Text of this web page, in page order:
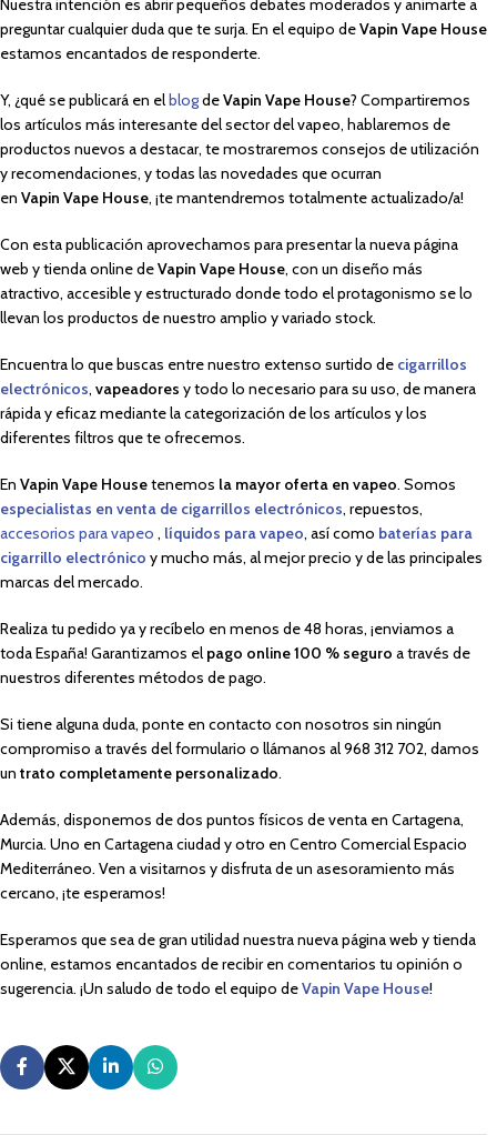
preguntar cualquier duda que te surja. En el equipo deVapin Vape House
estamos encantados de responderte.
Y, ¿qué se publicará en elblogdeVapin Vape House? Compartiremos
los artículos más interesante del sector del vapeo, hablaremos de
productos nuevos a destacar, te mostraremos consejos de utilización
y recomendaciones, y todas las novedades que ocurran
en Vapin Vape House, ¡te mantendremos totalmente actualizado/a!
Con esta publicación aprovechamos para presentar la nueva página
web y tienda online deVapin Vape House, con un diseño más
atractivo, accesible y estructurado donde todo el protagonismo se lo
llevan los productos de nuestro amplio y variado stock.
Encuentra lo que buscas entre nuestro extenso surtido de cigarrillos
electrónicos, vapeadores y todo lo necesario para su uso, de manera
rápida y eficaz mediante la categorización de los artículos y los
diferentes filtros que te ofrecemos.
En Vapin Vape Housetenemos la mayor oferta en vapeo. Somos
especialistas en venta de cigarrillos electrónicos, repuestos,
accesorios para vapeo , líquidos para vapeo, así como baterías para
cigarrillo electrónico y mucho más, al mejor precio y de las principales
marcas del mercado.
Realiza tu pedido ya y recíbelo en menos de 48 horas, ¡enviamos a
toda España! Garantizamos el pago online 100 % seguro a través de
nuestros diferentes métodos de pago.
Si tiene alguna duda, ponte en contacto con nosotros sin ningún
compromiso a través del formulario o llámanos al 968 312 702, damos
un trato completamente personalizado.
Además, disponemos de dos puntos físicos de venta en Cartagena,
Murcia. Uno en Cartagena ciudad y otro en Centro Comercial Espacio
Mediterráneo. Ven a visitarnos y disfruta de un asesoramiento más
cercano, ¡te esperamos!
Esperamos que sea de gran utilidad nuestra nueva página web y tienda
online, estamos encantados de recibir en comentarios tu opinión o
sugerencia. ¡Un saludo de todo el equipo deVapin Vape House!